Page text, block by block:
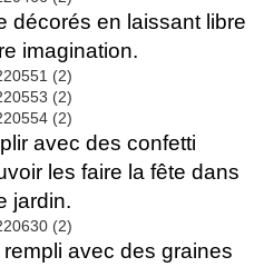
décorés en laissant libre
imagination.
avec des confetti
les faire la fête dans
jardin.
avec des graines